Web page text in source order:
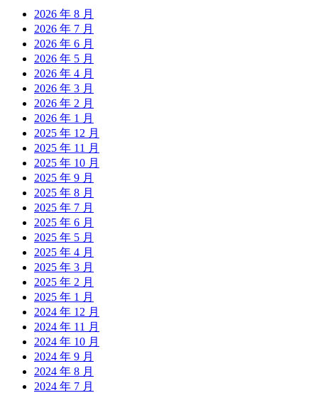
2026 年 8 月
2026 年 7 月
2026 年 6 月
2026 年 5 月
2026 年 4 月
2026 年 3 月
2026 年 2 月
2026 年 1 月
2025 年 12 月
2025 年 11 月
2025 年 10 月
2025 年 9 月
2025 年 8 月
2025 年 7 月
2025 年 6 月
2025 年 5 月
2025 年 4 月
2025 年 3 月
2025 年 2 月
2025 年 1 月
2024 年 12 月
2024 年 11 月
2024 年 10 月
2024 年 9 月
2024 年 8 月
2024 年 7 月